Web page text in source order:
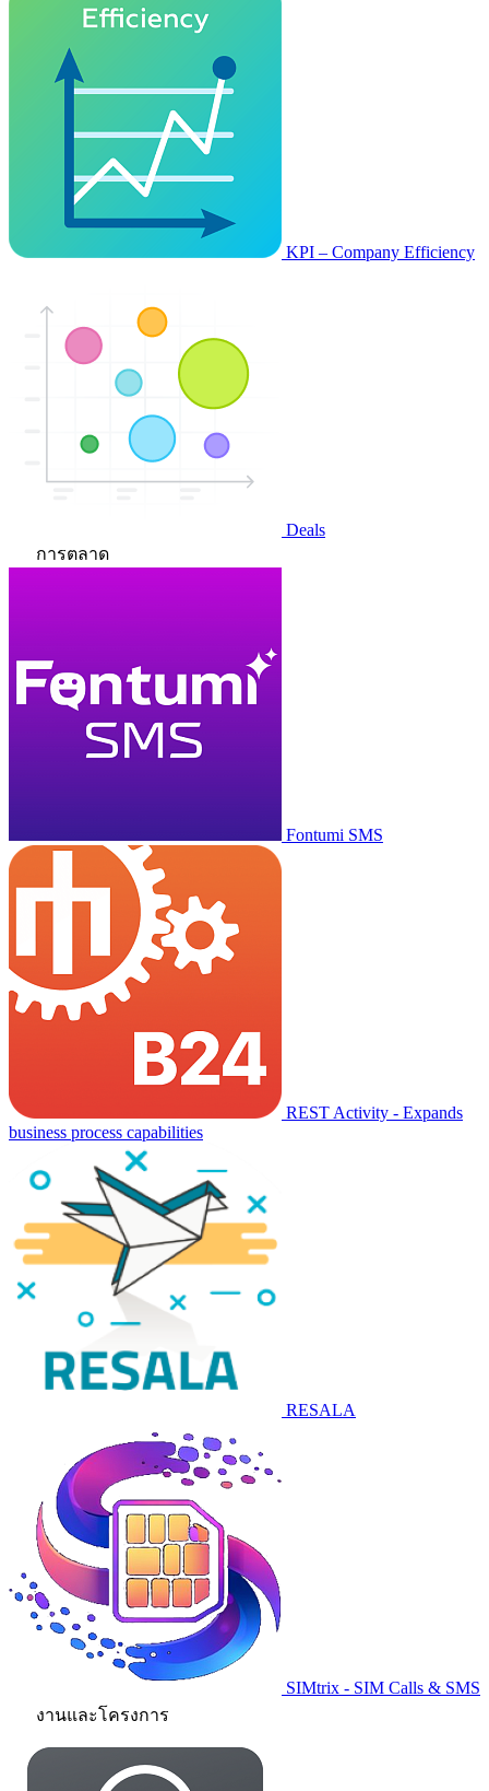
KPI – Company Efficiency
Deals
การตลาด
Fontumi SMS
REST Activity - Expands
business process capabilities
RESALA
SIMtrix - SIM Calls & SMS
งานและโครงการ